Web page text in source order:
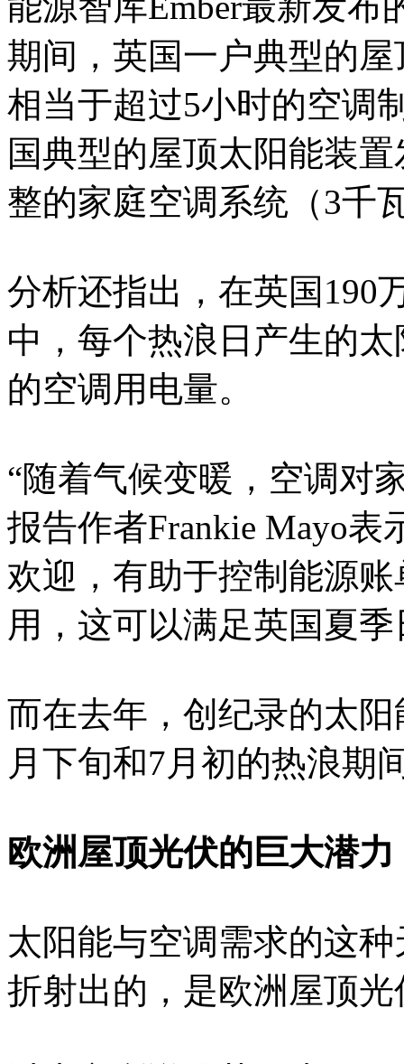
期间，英国一户典型的
相当于超过5小时的空调
国典型的屋顶太阳能装
整的家庭空调系统（3千
分析还指出，在英国190
中，每个热浪日产生的
的空调用电量。
“随着气候变暖，空调对
报告作者Frankie Mayo
欢迎，有助于控制能源
用，这可以满足英国夏
而在去年，创纪录的太
月下旬和7月初的热浪期
欧洲屋顶光伏的巨大潜力
太阳能与空调需求的这
折射出的，是欧洲屋顶